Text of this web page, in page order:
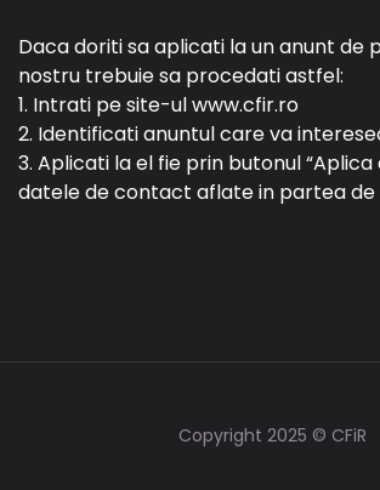
Daca doriti sa aplicati la un anunt de
nostru trebuie sa procedati astfel:
1. Intrati pe site-ul www.cfir.ro
2. Identificati anuntul care va
3. Aplicati la el fie prin butonul “Aplica
datele de contact aflate in partea de
Copyright 2025 © CFiR